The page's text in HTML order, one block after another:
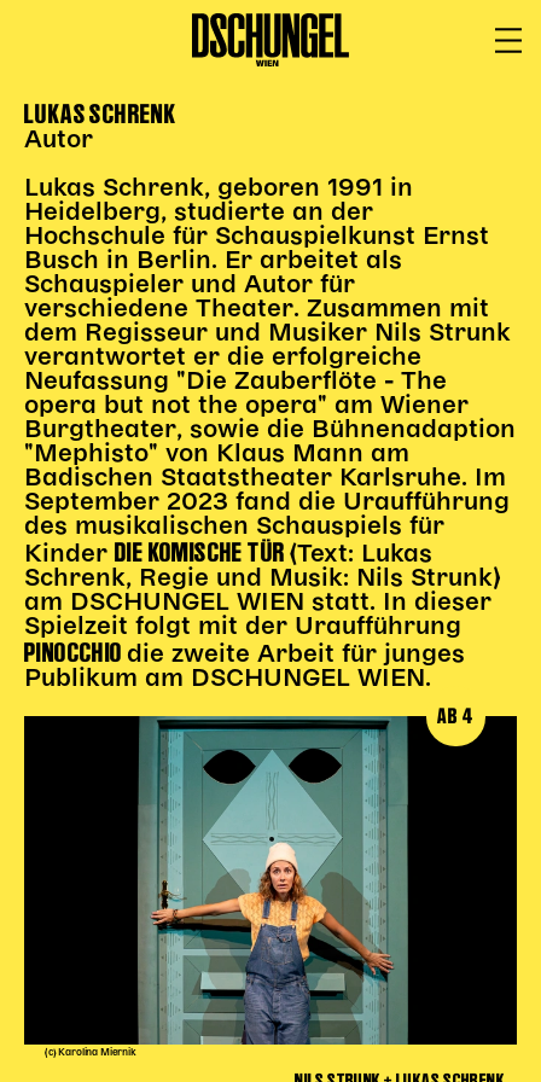
PROGRAMM
Vorstellungen
Festivals
Wild & Schön Festival
Gastspiele
Extras
Available for Touring
Archiv
MITSPIELEN
Macht Wahn Sinn
Kinder Kunst
Workshops
Abenteuernacht
Kinder-Redaktion
Junge Kunst
Next Generation
Angewandte + DSCHUNGEL WIEN
MAGMA 25/26
Dramaturgie + Stadt
Theaterwerkstätten
PÄDAGOGIK
Rund um den Vorstellungsbesuch
LUKAS SCHRENK
Autor
Lukas Schrenk, geboren 1991 in
Heidelberg, studierte an der
Hochschule für Schauspielkunst Ernst
Busch in Berlin. Er arbeitet als
Schauspieler und Autor für
verschiedene Theater. Zusammen mit
dem Regisseur und Musiker Nils Strunk
verantwortet er die erfolgreiche
Neufassung "Die Zauberflöte - The
opera but not the opera" am Wiener
Burgtheater, sowie die Bühnenadaption
"Mephisto" von Klaus Mann am
Badischen Staatstheater Karlsruhe. Im
September 2023 fand die Uraufführung
des musikalischen Schauspiels für
Kinder DIE KOMISCHE TÜR (Text: Lukas
Schrenk, Regie und Musik: Nils Strunk)
am DSCHUNGEL WIEN statt. In dieser
Spielzeit folgt mit der Uraufführung
PINOCCHIO die zweite Arbeit für junges
Publikum am DSCHUNGEL WIEN.
(c) Karolina Miernik
AB 4